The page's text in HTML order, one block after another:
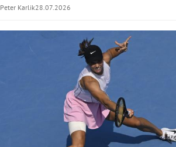
Peter Karlik28.07.2026